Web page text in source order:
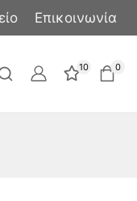
Επικοινωνία
10 0